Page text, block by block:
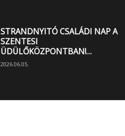
STRANDNYITÓ CSALÁDI NAP A
SZENTESI
ÜDÜLŐKÖZPONTBAN!…
2026.06.05.